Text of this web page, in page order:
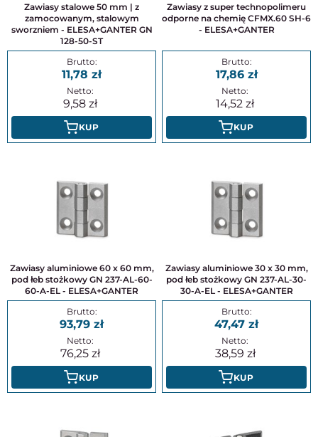
Zawiasy stalowe 50 mm | z
zamocowanym, stalowym
sworzniem - ELESA+GANTER GN
128-50-ST
11,78
9,58
KUP
Zawiasy z super technopolimeru
odporne na chemię CFMX.60 SH-6
- ELESA+GANTER
17,86
14,52
KUP
Zawiasy aluminiowe 60 x 60 mm,
pod łeb stożkowy GN 237-AL-60-
60-A-EL - ELESA+GANTER
93,79
76,25
KUP
Zawiasy aluminiowe 30 x 30 mm,
pod łeb stożkowy GN 237-AL-30-
30-A-EL - ELESA+GANTER
47,47
38,59
KUP